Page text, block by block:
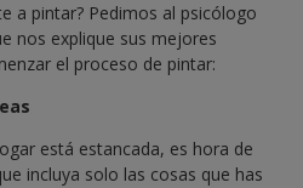
a pintar? Pedimos al psicólogo
nos explique sus mejores
el proceso de pintar:
está estancada, es hora de
incluya solo las cosas que has